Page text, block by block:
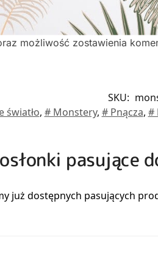
możliwość zostawienia
SKU:
światło, # Monstery, # Pnącza, #
pasujące